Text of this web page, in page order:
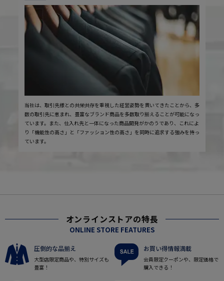
当社は、取引先様との共栄共存を重視した経営姿勢を貫いてきたことから、多
数の取引先に恵まれ、豊富なブランド商品を多数取り揃えることが可能になっ
ています。また、仕入れ先と一体になった商品開発がかのうであり、これによ
り「機能性の高さ」と「ファッション性の高さ」を同時に追求する強みを持っ
ています。
オンラインストアの特長
ONLINE STORE FEATURES
圧倒的な品揃え
大型店限定商品や、特別サイズも
豊富！
お買い得情報満載
会員限定クーポンや、限定価格で
購入できる！